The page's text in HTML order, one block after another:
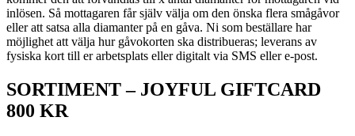
inlösen. Så mottagaren får själv välja om den önska flera smågåvor
eller att satsa alla diamanter på en gåva. Ni som beställare har
möjlighet att välja hur gåvokorten ska distribueras; leverans av
fysiska kort till er arbetsplats eller digitalt via SMS eller e-post.
SORTIMENT – JOYFUL GIFTCARD
800 KR